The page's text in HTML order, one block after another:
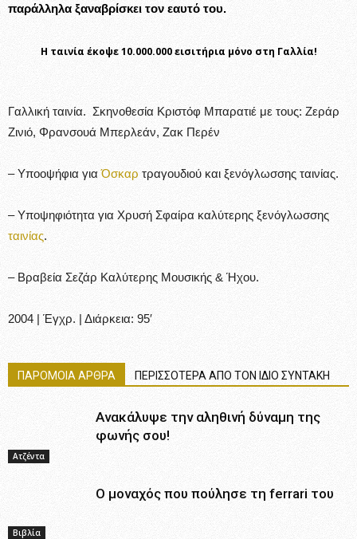
παράλληλα ξαναβρίσκει τον εαυτό του.
Η ταινία έκοψε 10.000.000 εισιτήρια μόνο στη Γαλλία!
Γαλλική ταινία. Σκηνοθεσία Κριστόφ Μπαρατιέ με τους: Ζεράρ
Ζινιό, Φρανσουά Μπερλεάν, Ζακ Περέν
– Υποοψήφια γιαΌσκαρ τραγουδιού και ξενόγλωσσης ταινίας.
– Υποψηφιότητα για Χρυσή Σφαίρα καλύτερης ξενόγλωσσης
ταινίας.
– Βραβεία Σεζάρ Καλύτερης Μουσικής & Ήχου.
2004 | Έγχρ. | Διάρκεια: 95′
ΠΑΡΟΜΟΙΑ ΑΡΘΡΑ ΠΕΡΙΣΣΟΤΕΡΑ ΑΠΟ ΤΟΝ ΙΔΙΟ ΣΥΝΤΑΚΗ
Ατζέντα
Ανακάλυψε την αληθινή δύναμη της
φωνής σου!
Βιβλία
Ο μοναχός που πούλησε τη ferrari του